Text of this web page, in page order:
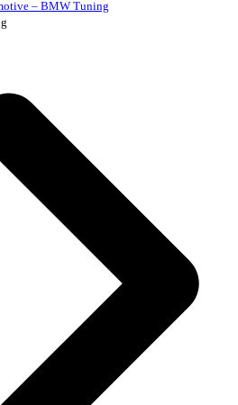
– BMW Tuning